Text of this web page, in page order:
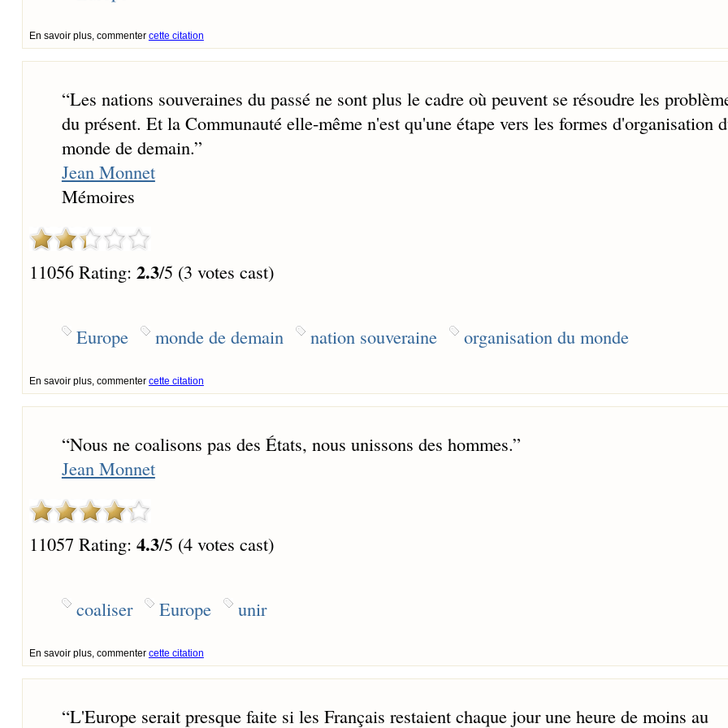
En savoir plus, commenter cette citation
“Les nations souveraines du passé ne sont plus le cadre où peuvent se résoudre les
du présent. Et la Communauté elle-même n'est qu'une étape vers les formes d'organisation
monde de demain.”
Jean Monnet
Mémoires
11056 Rating: 2.3/5 (3 votes cast)
Europe monde de demain nation souveraine organisation du monde
En savoir plus, commenter cette citation
“Nous ne coalisons pas des États, nous unissons des hommes.”
Jean Monnet
11057 Rating: 4.3/5 (4 votes cast)
coaliser Europe unir
En savoir plus, commenter cette citation
“L'Europe serait presque faite si les Français restaient chaque jour une heure de moins au